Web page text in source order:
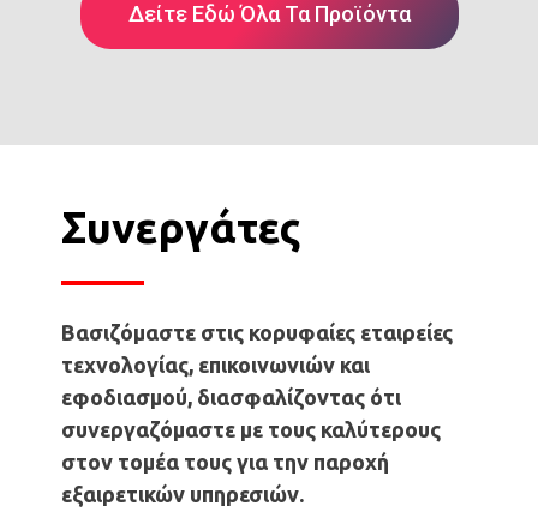
Δείτε Εδώ Όλα Τα Προϊόντα
Συνεργάτες
Βασιζόμαστε στις κορυφαίες εταιρείες
τεχνολογίας, επικοινωνιών και
εφοδιασμού, διασφαλίζοντας ότι
συνεργαζόμαστε με τους καλύτερους
στον τομέα τους για την παροχή
εξαιρετικών υπηρεσιών.